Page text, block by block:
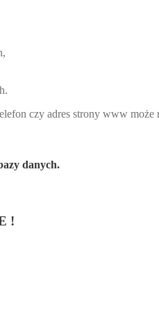
czy adres strony www
danych.
!